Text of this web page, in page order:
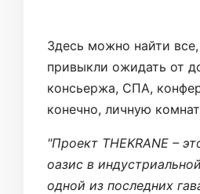
Здесь можно найти
привыкли ожидать от
консьержа, СПА,
конечно, личную
"Проект THEKRANE –
оазис в
одной из последних